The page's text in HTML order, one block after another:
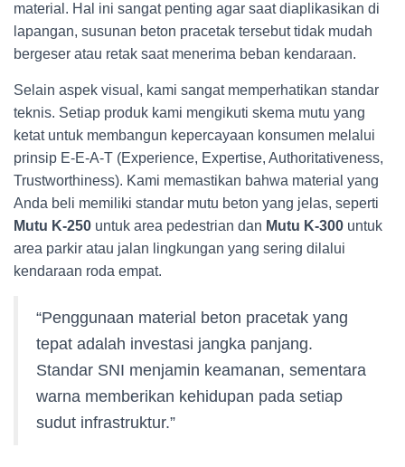
material. Hal ini sangat penting agar saat diaplikasikan di
lapangan, susunan beton pracetak tersebut tidak mudah
bergeser atau retak saat menerima beban kendaraan.
Selain aspek visual, kami sangat memperhatikan standar
teknis. Setiap produk kami mengikuti skema mutu yang
ketat untuk membangun kepercayaan konsumen melalui
prinsip E-E-A-T (Experience, Expertise, Authoritativeness,
Trustworthiness). Kami memastikan bahwa material yang
Anda beli memiliki standar mutu beton yang jelas, seperti
Mutu K-250 untuk area pedestrian dan Mutu K-300 untuk
area parkir atau jalan lingkungan yang sering dilalui
kendaraan roda empat.
“Penggunaan material beton pracetak yang
tepat adalah investasi jangka panjang.
Standar SNI menjamin keamanan, sementara
warna memberikan kehidupan pada setiap
sudut infrastruktur.”